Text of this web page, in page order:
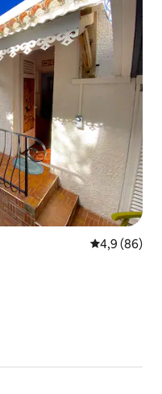
4,9 (86)